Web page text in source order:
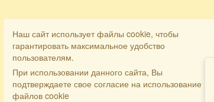
Наш сайт использует файлы cookie, чтобы
гарантировать максимальное удобство
пользователям.
При использовании данного сайта, Вы
подтверждаете свое согласие на использование
файлов cookie